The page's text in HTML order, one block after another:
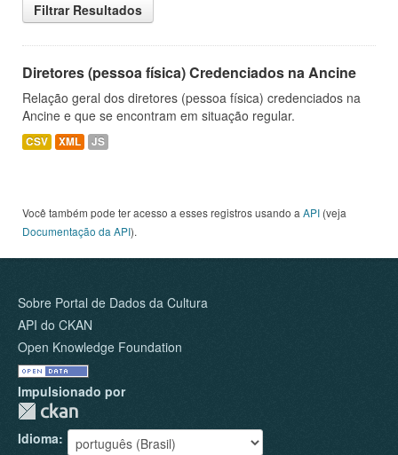
Filtrar Resultados
Diretores (pessoa física) Credenciados na Ancine
Relação geral dos diretores (pessoa física) credenciados na
Ancine e que se encontram em situação regular.
CSV XML JS
Você também pode ter acesso a esses registros usando a API (veja
Documentação da API).
Sobre Portal de Dados da Cultura
API do CKAN
Open Knowledge Foundation
Impulsionado por
Idioma